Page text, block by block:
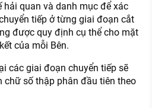
hải quan và danh mục để xác
tiếp ở từng giai đoạn cắt
được quy định cụ thể cho mặt
của mỗi Bên.
các giai đoạn chuyển tiếp sẽ
số thập phân đầu tiên theo